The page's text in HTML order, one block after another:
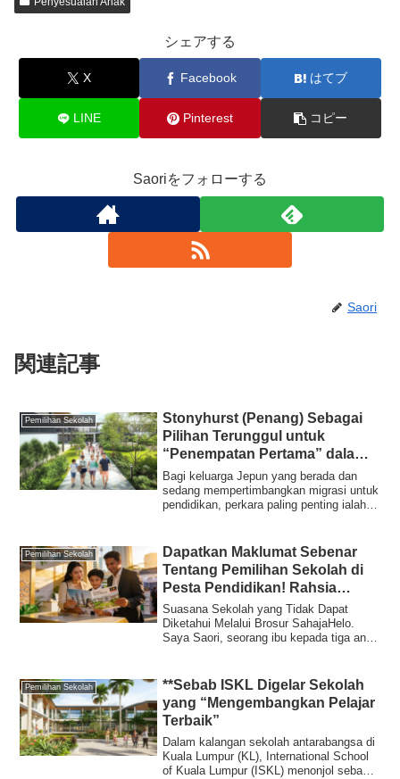
シェアする
X Facebook はてブ
LINE Pinterest コピー
Saoriをフォローする
Saori
関連記事
Pemilihan Sekolah
Stonyhurst (Penang) Sebagai
Pilihan Terunggul untuk
“Penempatan Pertama” dalam
Migrasi Pendidikan
Bagi keluarga Jepun yang berada dan
sedang mempertimbangkan migrasi untuk
pendidikan, perkara paling penting ialah
Pemilihan Sekolah
Dapatkan Maklumat Sebenar
Tentang Pemilihan Sekolah di
Pesta Pendidikan! Rahsia
Kejayaan Berhijrah untuk
Pendidikan di Malaysia
Suasana Sekolah yang Tidak Dapat
Diketahui Melalui Brosur SahajaHelo.
Saya Saori, seorang ibu kepada tiga anak
Pemilihan Sekolah
**Sebab ISKL Digelar Sekolah
yang “Mengembangkan Pelajar
Terbaik”
Dalam kalangan sekolah antarabangsa di
Kuala Lumpur (KL), International School
of Kuala Lumpur (ISKL) menonjol sebagai